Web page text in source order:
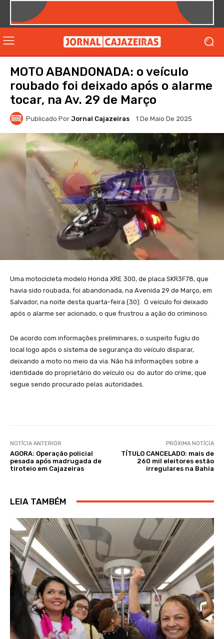
MOTO ABANDONADA: o veículo
roubado foi deixado após o alarme
tocar, na Av. 29 de Março
Publicado Por Jornal Cajazeiras 1 De Maio De 2025
Uma motocicleta modelo Honda XRE 300, de placa SKR3F78, que
havia sido roubada, foi abandonada, na Avenida 29 de Março, em
Salvador, na noite desta quarta-feira (30). O veículo foi deixado
após o alarme ser acionado, o que frustrou a ação do criminoso.
De acordo com informações preliminares, o suspeito fugiu do
local logo após o sistema de segurança do veículo disparar,
deixando a moto no meio da via. Não há informações sobre a
identidade do proprietário do veículo ou do autor do crime, que
segue sendo procurado pelas autoridades.
NOTÍCIA ANTERIOR
AGORA: Operação policial
pesada após madrugada de
tiroteio em Cajazeiras
PRÓXIMA NOTÍCIA
TÍTULO CANCELADO: mais de
260 mil eleitores estão
irregulares na Bahia
LEIA TAMBÉM